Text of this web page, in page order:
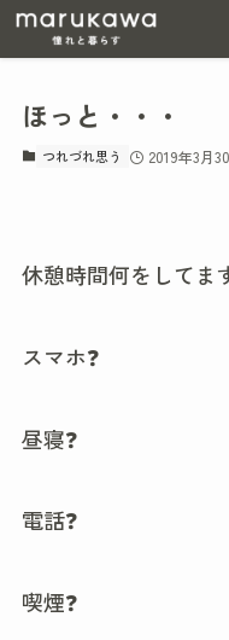
ほっと・・・
つれづれ思う 2019年3月
休憩時間何をしてま
スマホ❓
昼寝❓
電話❓
喫煙❓